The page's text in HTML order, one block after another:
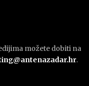
možete dobiti na
.